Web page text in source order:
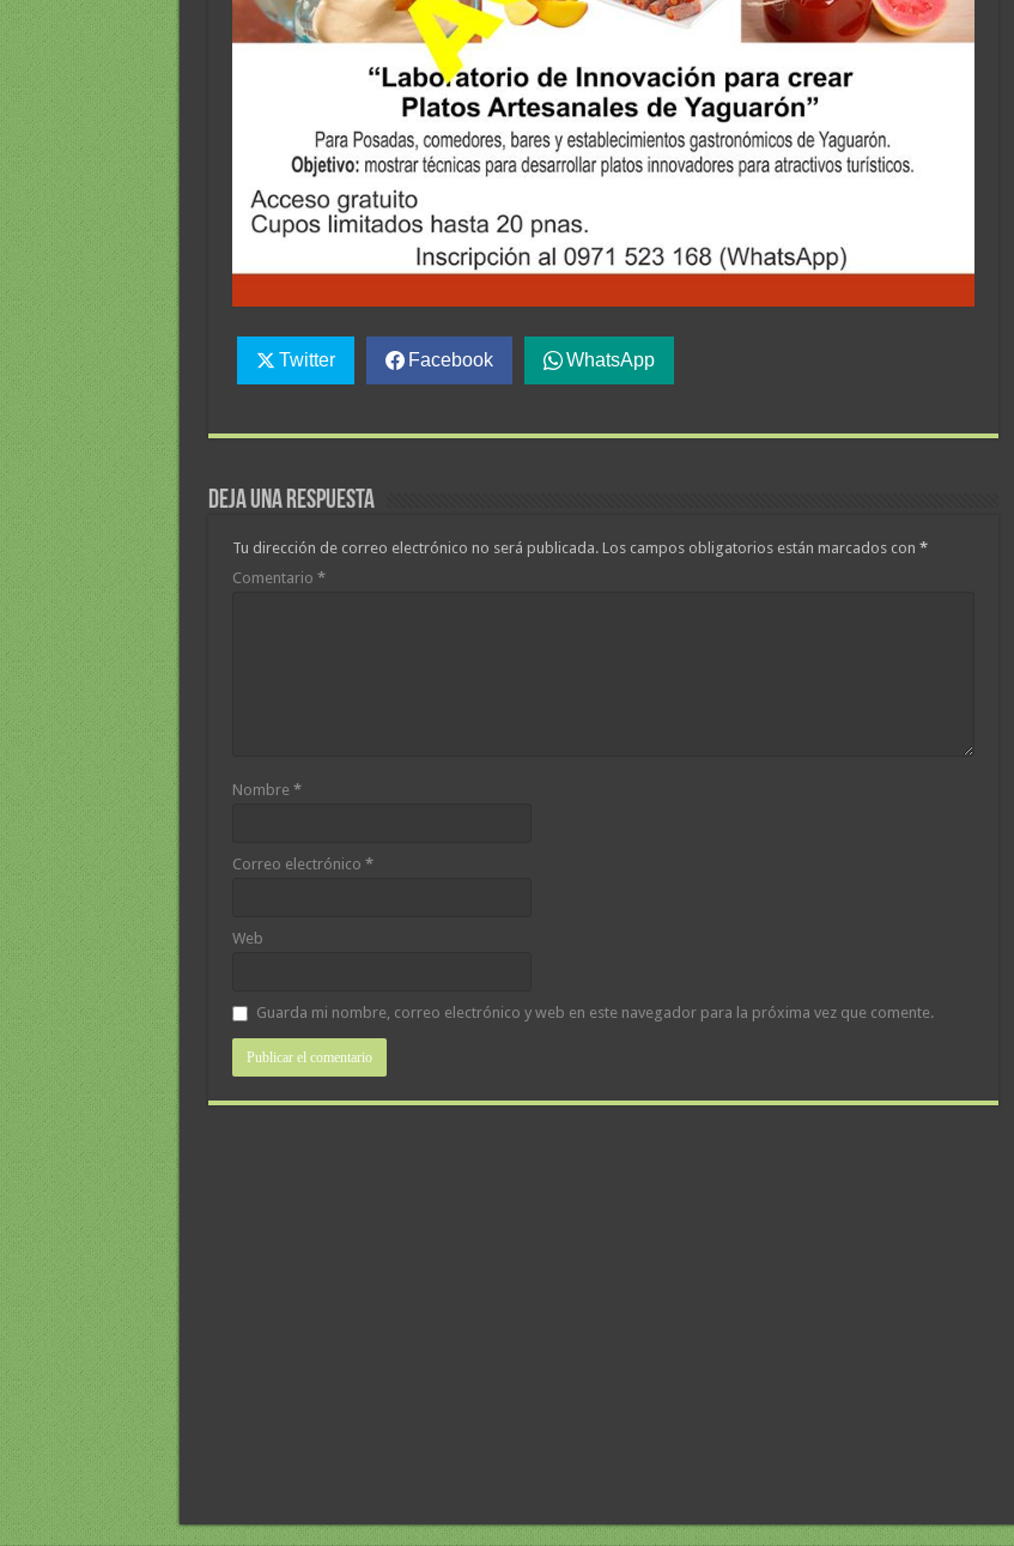
Twitter Facebook WhatsApp
Deja una respuesta
Tu dirección de correo electrónico no será publicada. Los campos obligatorios están marcados con *
Comentario *
Nombre *
Correo electrónico *
Web
Guarda mi nombre, correo electrónico y web en este navegador para la próxima vez que comente.